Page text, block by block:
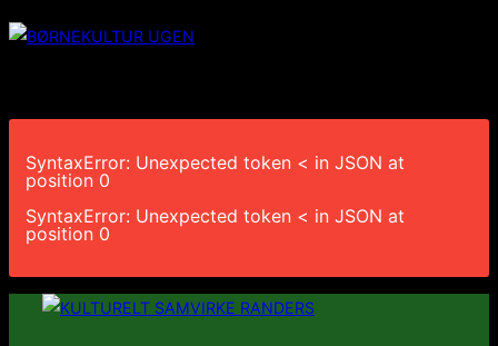
SyntaxError: Unexpected token < in JSON at
position 0
SyntaxError: Unexpected token < in JSON at
position 0
Videre